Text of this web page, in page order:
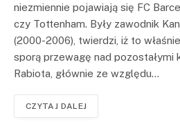
niezmiennie pojawiają się FC
czy Tottenham. Były zawodnik
(2000-2006), twierdzi, iż to
sporą przewagę nad pozostałymi
Rabiota, głównie ze względu…
CZYTAJ DALEJ